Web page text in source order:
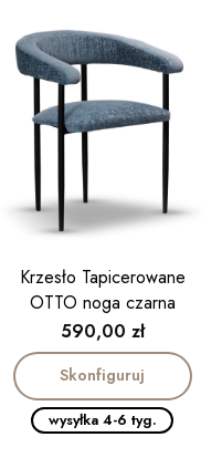
Krzesło Tapicerowane
OTTO noga czarna
Cena
590,00 zł
Skonfiguruj
wysyłka 4-6 tyg.